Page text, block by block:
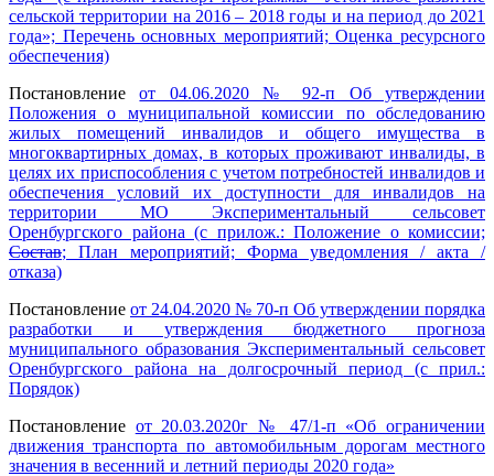
сельской территории на 2016 – 2018 годы и на период до 2021
года»; Перечень основных мероприятий; Оценка ресурсного
обеспечения)
Постановлениеот 04.06.2020 № 92-п Об утверждении
Положения о муниципальной комиссии по обследованию
жилых помещений инвалидов и общего имущества в
многоквартирных домах, в которых проживают инвалиды, в
целях их приспособления с учетом потребностей инвалидов и
обеспечения условий их доступности для инвалидов на
территории МО Экспериментальный сельсовет
Оренбургского района (с прилож.: Положение о комиссии;
Состав; План мероприятий; Форма уведомления / акта /
отказа)
Постановление от 24.04.2020 № 70-п Об утверждении порядка
разработки и утверждения бюджетного прогноза
муниципального образования Экспериментальный сельсовет
Оренбургского района на долгосрочный период (с прил.:
Порядок)
Постановление от 20.03.2020г № 47/1-п «Об ограничении
движения транспорта по автомобильным дорогам местного
значения в весенний и летний периоды 2020 года»